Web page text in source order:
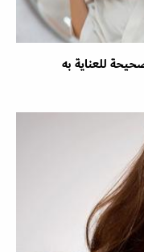
للعناية به